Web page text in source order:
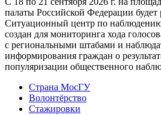
палаты Российской Федерации будет
Ситуационный центр по
создан для мониторинга хода
с региональными штабами и
информирования граждан о
популяризации общественного
Страна МосГУ
Волонтёрство
Стажировки